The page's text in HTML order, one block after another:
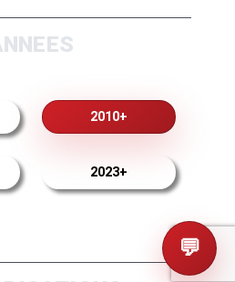
2010+
2023+
💬